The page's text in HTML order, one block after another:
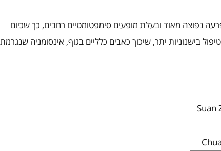
נפוצה מאוד ובעלת מופעים סימפטומטיים רחבים, כך שכיום
בישנוניות יתר, שיכוך כאבים כלליים בגוף, אינסומניה שנגרמת
Suan